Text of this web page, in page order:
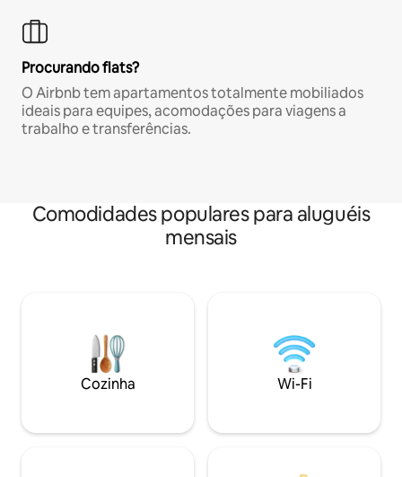
Procurando flats?
O Airbnb tem apartamentos totalmente mobiliados
ideais para equipes, acomodações para viagens a
trabalho e transferências.
Comodidades populares para aluguéis
mensais
Cozinha Wi-Fi